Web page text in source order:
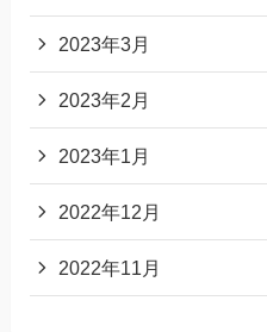
2023年3月
2023年2月
2023年1月
2022年12月
2022年11月